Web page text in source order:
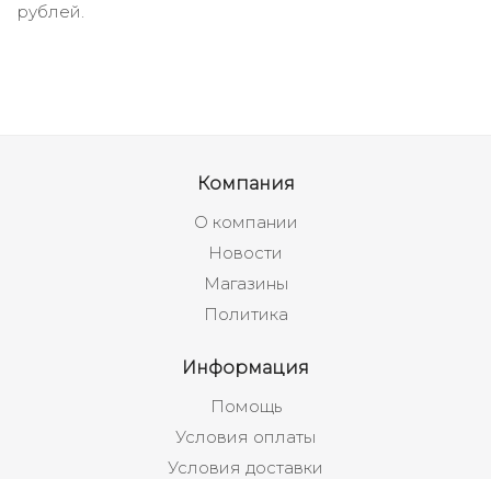
рублей.
Компания
О компании
Новости
Магазины
Политика
Информация
Помощь
Условия оплаты
Условия доставки